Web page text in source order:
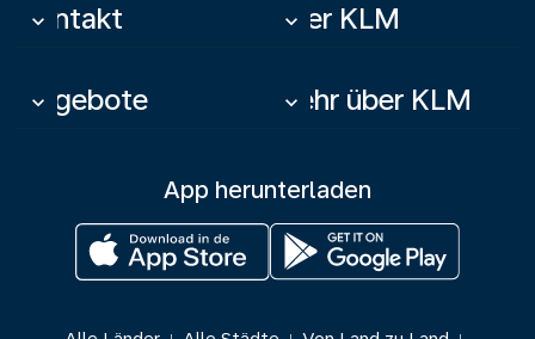
Kontakt
keyboard_arrow_down Über KLM
keyboard_arrow_down
Angebote
keyboard_arrow_down Mehr über KLM
keyboard_arrow_down
App herunterladen